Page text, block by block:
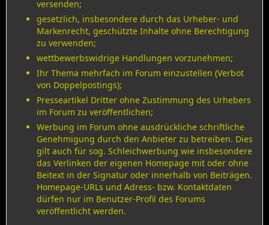
versenden;
gesetzlich, insbesondere durch das Urheber- und
Markenrecht, geschützte Inhalte ohne Berechtigung
zu verwenden;
wettbewerbswidrige Handlungen vorzunehmen;
Ihr Thema mehrfach im Forum einzustellen (Verbot
von Doppelpostings);
Presseartikel Dritter ohne Zustimmung des Urhebers
im Forum zu veröffentlichen;
Werbung im Forum ohne ausdrückliche schriftliche
Genehmigung durch den Anbieter zu betreiben. Dies
gilt auch für sog. Schleichwerbung wie insbesondere
das Verlinken der eigenen Homepage mit oder ohne
Beitext in der Signatur oder innerhalb von Beiträgen.
Homepage-URLs und Adress- bzw. Kontaktdaten
dürfen nur im Benutzer-Profil des Forums
veröffentlicht werden.